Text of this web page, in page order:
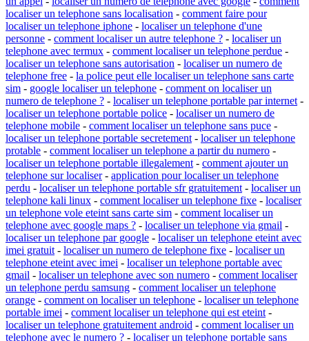
localiser un telephone sans localisation - comment faire pour
localiser un telephone iphone - localiser un telephone d'une
personne - comment localiser un autre telephone ? - localiser un
telephone avec termux - comment localiser un telephone perdue -
localiser un telephone sans autorisation - localiser un numero de
telephone free - la police peut elle localiser un telephone sans carte
sim - google localiser un telephone - comment on localiser un
numero de telephone ? - localiser un telephone portable par internet -
localiser un telephone portable police - localiser un numero de
telephone mobile - comment localiser un telephone sans puce -
localiser un telephone portable secretement - localiser un telephone
protable - comment localiser un telephone a partir du numero -
localiser un telephone portable illegalement - comment ajouter un
telephone sur localiser- application pour localiser un telephone
perdu - localiser un telephone portable sfr gratuitement - localiser un
telephone kali linux - comment localiser un telephone fixe - localiser
un telephone vole eteint sans carte sim - comment localiser un
telephone avec google maps ? - localiser un telephone via gmail -
localiser un telephone par google - localiser un telephone eteint avec
imei gratuit - localiser un numero de telephone fixe - localiser un
telephone eteint avec imei - localiser un telephone portable avec
gmail - localiser un telephone avec son numero - comment localiser
un telephone perdu samsung - comment localiser un telephone
orange - comment on localiser un telephone - localiser un telephone
portable imei - comment localiser un telephone qui est eteint -
localiser un telephone gratuitement android - comment localiser un
telephone avec le numero ? - localiser un telephone portable sans